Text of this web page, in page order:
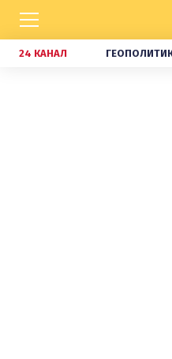
24 КАНАЛ